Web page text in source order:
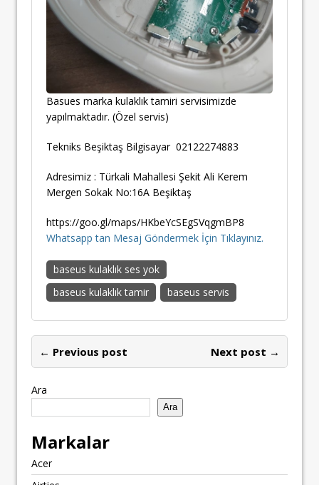
Basues marka kulaklık tamiri servisimizde
yapılmaktadır. (Özel servis)
Tekniks Beşiktaş Bilgisayar 02122274883
Adresimiz : Türkali Mahallesi Şekit Ali Kerem
Mergen Sokak No:16A Beşiktaş
https://goo.gl/maps/HKbeYcSEgSVqgmBP8
Whatsapp tan Mesaj Göndermek İçin Tıklayınız.
baseus kulaklık ses yok
baseus kulaklık tamir
baseus servis
← Previous post Next post →
Ara
Ara
Markalar
Acer